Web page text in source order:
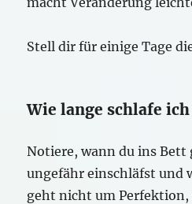
Stell dir für einige Tage
Wie lange schlafe
Notiere, wann du ins Bett
ungefähr einschläfst und
geht nicht um Perfektion,